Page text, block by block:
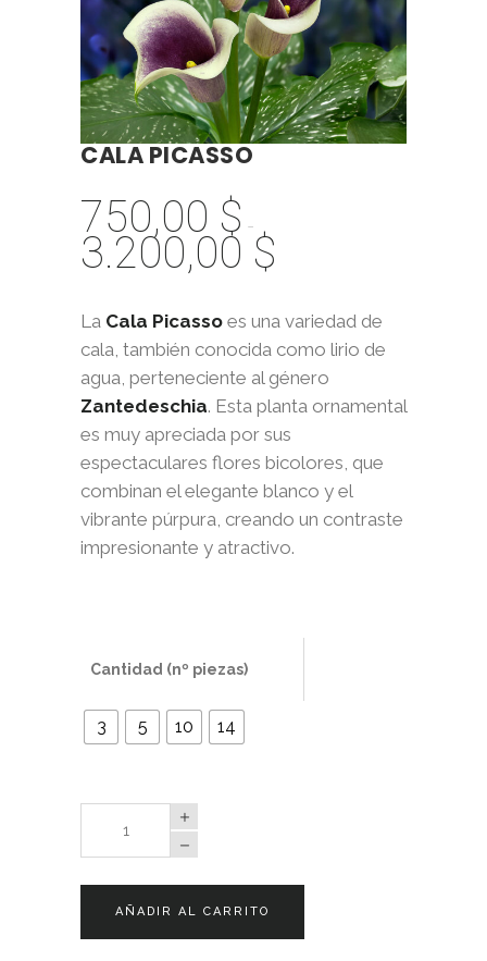
CALA PICASSO
750,00 $ -
3.200,00 $
precios:
750,00 $
hasta
La Cala Picasso es una variedad de
cala, también conocida como lirio de
agua, perteneciente al género
Zantedeschia. Esta planta ornamental
es muy apreciada por sus
espectaculares flores bicolores, que
combinan el elegante blanco y el
vibrante púrpura, creando un contraste
impresionante y atractivo.
Cantidad (nº piezas)
3 5 10 14
AÑADIR AL CARRITO